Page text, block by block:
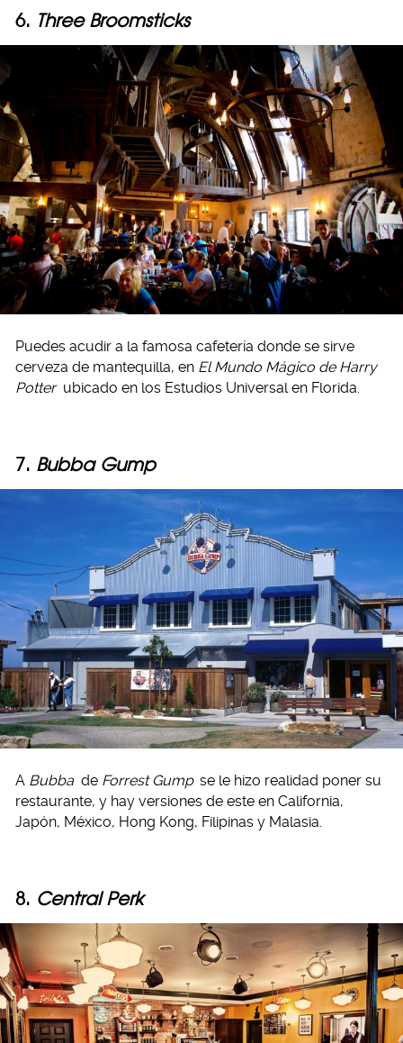
6. Three Broomsticks
Puedes acudir a la famosa cafetería donde se sirve
cerveza de mantequilla, en El Mundo Mágico de Harry
Potter ubicado en los Estudios Universal en Florida.
7. Bubba Gump
A Bubba de Forrest Gump se le hizo realidad poner su
restaurante, y hay versiones de este en California,
Japón, México, Hong Kong, Filipinas y Malasia.
8. Central Perk